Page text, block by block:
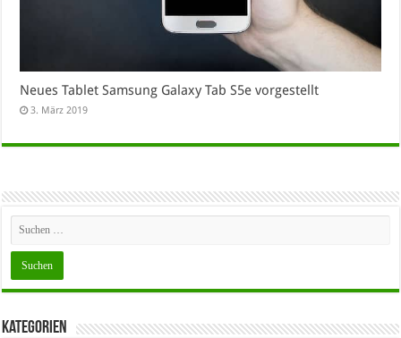
Neues Tablet Samsung Galaxy Tab S5e vorgestellt
3. März 2019
Kategorien